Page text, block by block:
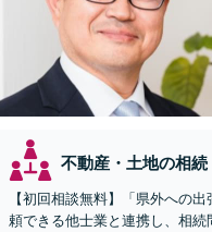
不動産・土地の相続
【初回相談無料】「県外への
頼できる他士業と連携し、相